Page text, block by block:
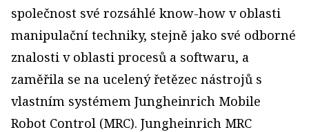
společnost své rozsáhlé know-how v oblasti
manipulační techniky, stejně jako své odborné
znalosti v oblasti procesů a softwaru, a
zaměřila se na ucelený řetězec nástrojů s
vlastním systémem Jungheinrich Mobile
Robot Control (MRC). Jungheinrich MRC